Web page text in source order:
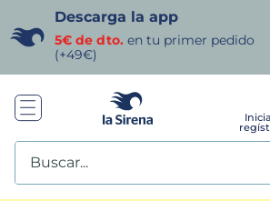
Descarga la app
5€ de dto. en tu primer pedido
(+49€)
Buscar...